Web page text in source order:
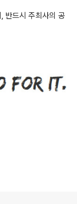
, 반드시 주최사의 공